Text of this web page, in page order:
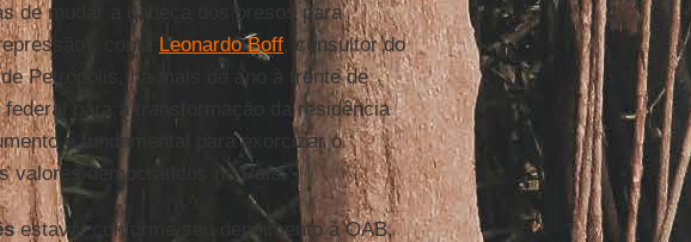
de mudar a cabeça dos presos para
conta Leonardo Boff, consultor do
Petrópolis, há mais de ano à frente de
para a transformação da residência
é fundamental para exorcizar o
valores democráticos no País.
estava, conforme seu depoimento à OAB,